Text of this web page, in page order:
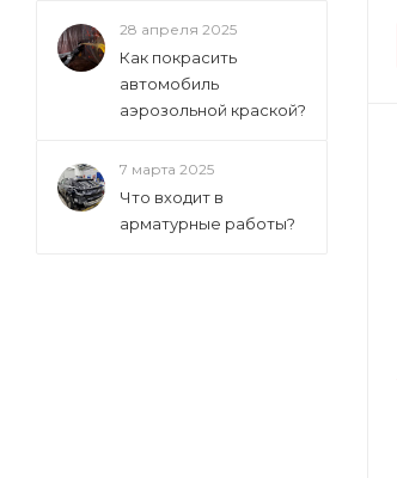
28 апреля 2025
Как покрасить
автомобиль
аэрозольной краской?
7 марта 2025
Что входит в
арматурные работы?